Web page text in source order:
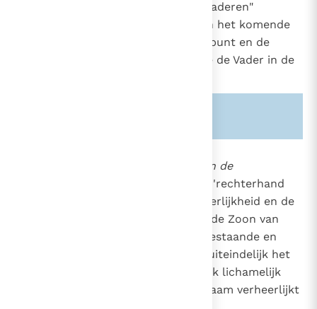
die door zijn tussenkomst God naderen"
. Als "hogepriester van het komende
is Hij het middelpunt en de
hoofdpersoon van de liturgie, die de Vader in de
"gezeten aan de
": "Met 'rechterhand
van de Vader' bedoelen wij de heerlijkheid en de
eer van de goddelijkheid, waarin de Zoon van
God, voor alle eeuwen als God bestaande en
gelijk in wezen aan de Vader, na uiteindelijk het
vlees aangenomen te hebben, ook lichamelijk
gezeten is, nadat tevens zijn lichaam verheerlijkt